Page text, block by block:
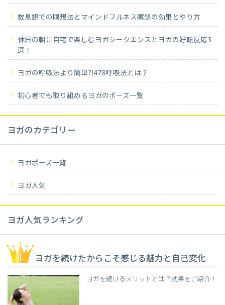
数息観での瞑想法とマインドフルネス瞑想の効果とやり方
休日の朝に自宅で楽しむヨガシークエンスとヨガの好転反応3
選！
ヨガの呼吸法より簡単?!478呼吸法とは？
初心者でも取り組めるヨガのポーズ一覧
ヨガのカテゴリー
ヨガポーズ一覧
ヨガ人気
ヨガ人気ランキング
ヨガを続けたからこそ感じる魅力と自己変化
ヨガを続けるメリットとは？効果をご紹介！